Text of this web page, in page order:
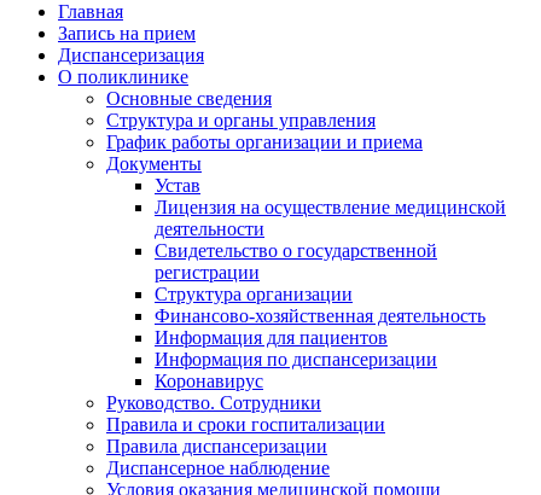
Главная
Запись на прием
Диспансеризация
О поликлинике
Основные сведения
Структура и органы управления
График работы организации и приема
Документы
Устав
Лицензия на осуществление медицинской
деятельности
Свидетельство о государственной
регистрации
Структура организации
Финансово-хозяйственная деятельность
Информация для пациентов
Информация по диспансеризации
Коронавирус
Руководство. Сотрудники
Правила и сроки госпитализации
Правила диспансеризации
Диспансерное наблюдение
Условия оказания медицинской помощи